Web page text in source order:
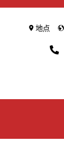
地点